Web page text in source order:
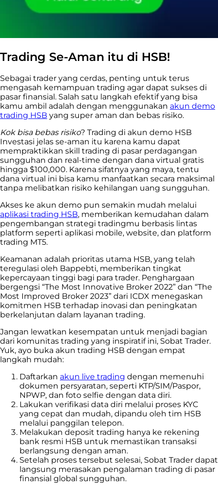
Trading Se-Aman itu di HSB!
Sebagai trader yang cerdas, penting untuk terus
mengasah kemampuan trading agar dapat sukses di
pasar finansial. Salah satu langkah efektif yang bisa
kamu ambil adalah dengan menggunakan akun demo
trading HSB yang super aman dan bebas risiko.
Kok bisa bebas risiko? Trading di akun demo HSB
Investasi jelas se-aman itu karena kamu dapat
mempraktikkan skill trading di pasar perdagangan
sungguhan dan real-time dengan dana virtual gratis
hingga $100,000. Karena sifatnya yang maya, tentu
dana virtual ini bisa kamu manfaatkan secara maksimal
tanpa melibatkan risiko kehilangan uang sungguhan.
Akses ke akun demo pun semakin mudah melalui
aplikasi trading HSB, memberikan kemudahan dalam
pengembangan strategi tradingmu berbasis lintas
platform seperti aplikasi mobile, website, dan platform
trading MT5.
Keamanan adalah prioritas utama HSB, yang telah
teregulasi oleh Bappebti, memberikan tingkat
kepercayaan tinggi bagi para trader. Penghargaan
bergengsi “The Most Innovative Broker 2022” dan “The
Most Improved Broker 2023” dari ICDX menegaskan
komitmen HSB terhadap inovasi dan peningkatan
berkelanjutan dalam layanan trading.
Jangan lewatkan kesempatan untuk menjadi bagian
dari komunitas trading yang inspiratif ini, Sobat Trader.
Yuk, ayo buka akun trading HSB dengan empat
langkah mudah:
Daftarkan akun live trading dengan memenuhi
dokumen persyaratan, seperti KTP/SIM/Paspor,
NPWP, dan foto selfie dengan data diri.
Lakukan verifikasi data diri melalui proses KYC
yang cepat dan mudah, dipandu oleh tim HSB
melalui panggilan telepon.
Melakukan deposit trading hanya ke rekening
bank resmi HSB untuk memastikan transaksi
berlangsung dengan aman.
Setelah proses tersebut selesai, Sobat Trader dapat
langsung merasakan pengalaman trading di pasar
finansial global sungguhan.